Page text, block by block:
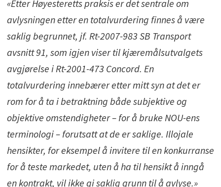
«Etter Høyesteretts praksis er det sentrale om
avlysningen etter en totalvurdering finnes å være
saklig begrunnet, jf. Rt-2007-983 SB Transport
avsnitt 91, som igjen viser til kjæremålsutvalgets
avgjørelse i Rt-2001-473 Concord. En
totalvurdering innebærer etter mitt syn at det er
rom for å ta i betraktning både subjektive og
objektive omstendigheter – for å bruke NOU-ens
terminologi – forutsatt at de er saklige. Illojale
hensikter, for eksempel å invitere til en konkurranse
for å teste markedet, uten å ha til hensikt å inngå
en kontrakt, vil ikke gi saklig grunn til å avlyse.»